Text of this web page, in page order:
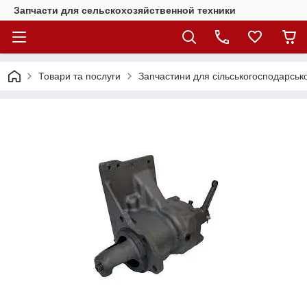
Запчасти для сельскохозяйственной техники
Товари та послуги Запчастини для